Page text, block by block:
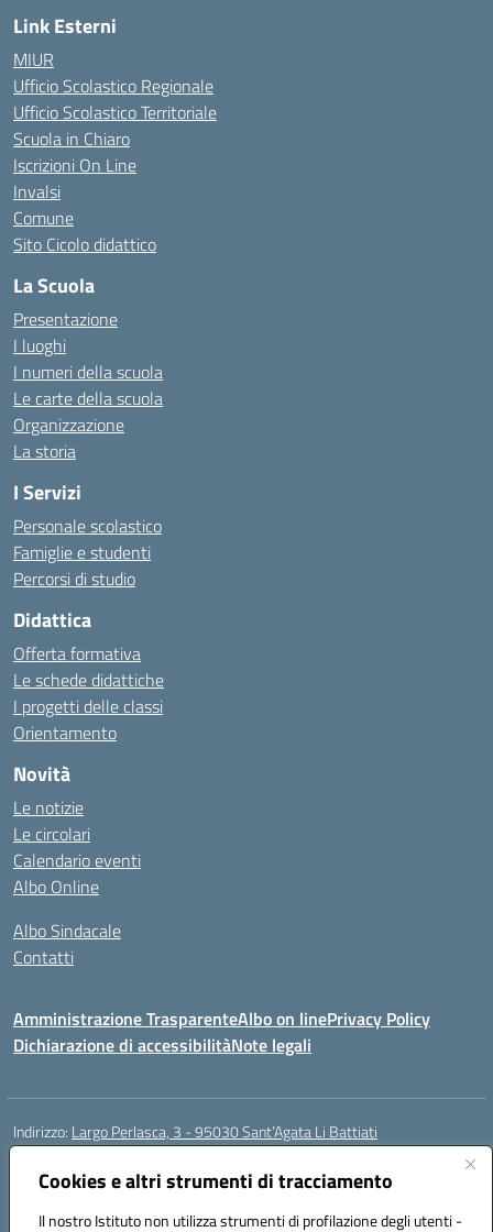
Cookies e altri strumenti di tracciamento
Il nostro Istituto non utilizza strumenti di profilazione degli utenti -
Link Esterni
MIUR
Ufficio Scolastico Regionale
Ufficio Scolastico Territoriale
Scuola in Chiaro
Iscrizioni On Line
Invalsi
Comune
Sito Cicolo didattico
La Scuola
Presentazione
I luoghi
I numeri della scuola
Le carte della scuola
Organizzazione
La storia
I Servizi
Personale scolastico
Famiglie e studenti
Percorsi di studio
Didattica
Offerta formativa
Le schede didattiche
I progetti delle classi
Orientamento
Novità
Le notizie
Le circolari
Calendario eventi
Albo Online
Albo Sindacale
Contatti
Amministrazione TrasparenteAlbo on linePrivacy Policy
Dichiarazione di accessibilitàNote legali
Indirizzo: Largo Perlasca, 3 - 95030 Sant’Agata Li Battiati
Centralino:
ctic8bl002@istruzione.it
Posta elettronica certificata (PEC):ctic8bl002@pec.istruzione.it
Codice fiscale: 93253680875